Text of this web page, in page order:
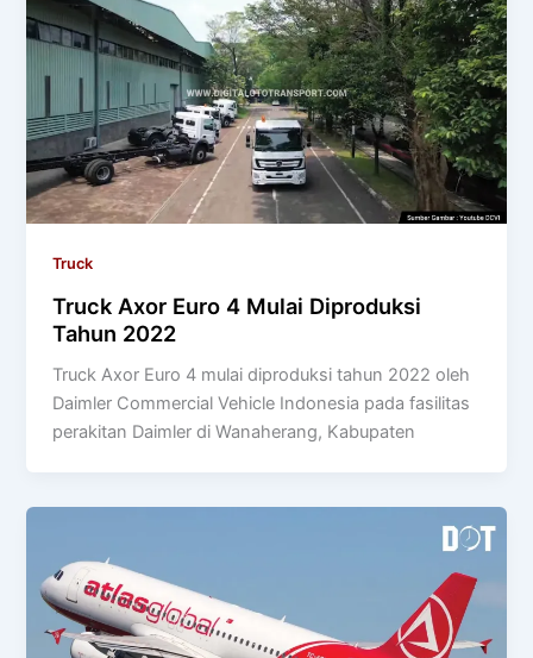
Truck
Truck Axor Euro 4 Mulai Diproduksi
Tahun 2022
Truck Axor Euro 4 mulai diproduksi tahun 2022 oleh
Daimler Commercial Vehicle Indonesia pada fasilitas
perakitan Daimler di Wanaherang, Kabupaten